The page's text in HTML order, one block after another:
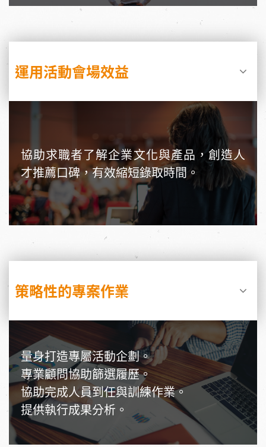
運用活動會場效益
協助求職者了解企業文化與產品，創造人
才推薦口碑，有效縮短錄取時間。
策略性的專案作業
量身打造專屬活動企劃。
專業顧問協助篩選履歷。
協助完成人員到任與訓練作業。
提供執行成果分析。